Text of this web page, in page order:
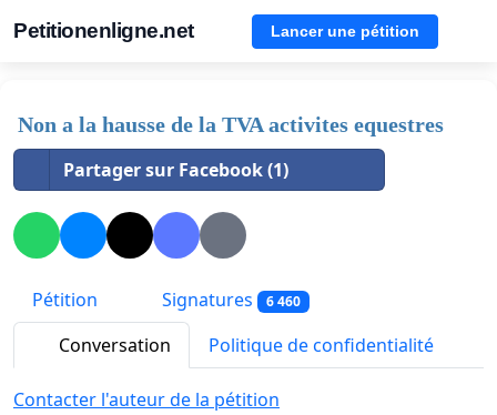
Petitionenligne.net Lancer une pétition
Non a la hausse de la TVA activites equestres
Partager sur Facebook (1)
Pétition Signatures 6 460
Conversation Politique de confidentialité
Contacter l'auteur de la pétition